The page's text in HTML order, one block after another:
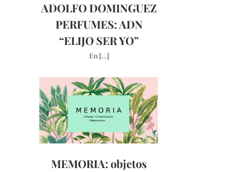
ADOLFO DOMINGUEZ
PERFUMES: ADN
“ELIJO SER YO”
En [...]
MEMORIA: objetos